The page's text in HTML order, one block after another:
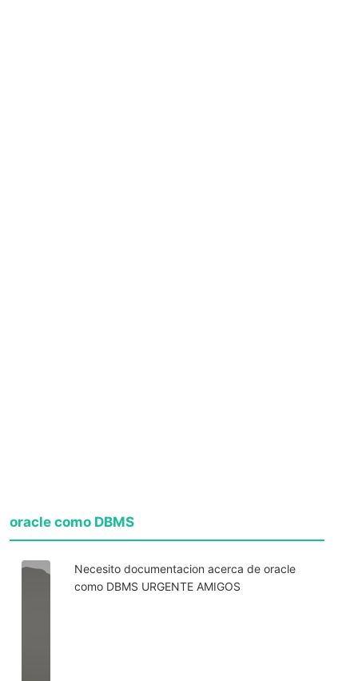
oracle como DBMS
Necesito documentacion acerca de oracle
como DBMS URGENTE AMIGOS